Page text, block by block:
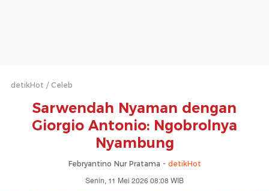
detikHot Celeb
Sarwendah Nyaman dengan
Giorgio Antonio: Ngobrolnya
Nyambung
Febryantino Nur Pratama - detikHot
Senin, 11 Mei 2026 08:08 WIB